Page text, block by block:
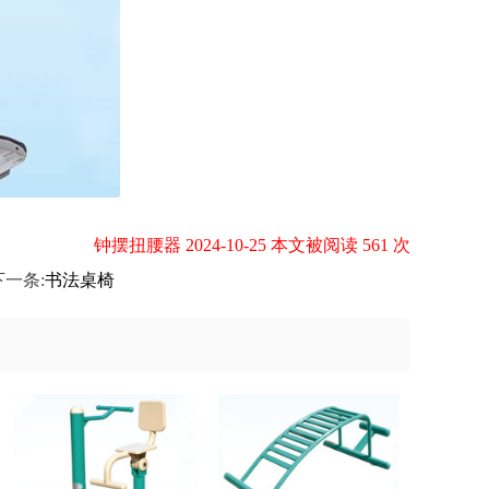
钟摆扭腰器 2024-10-25 本文被阅读 561 次
一条:书法桌椅